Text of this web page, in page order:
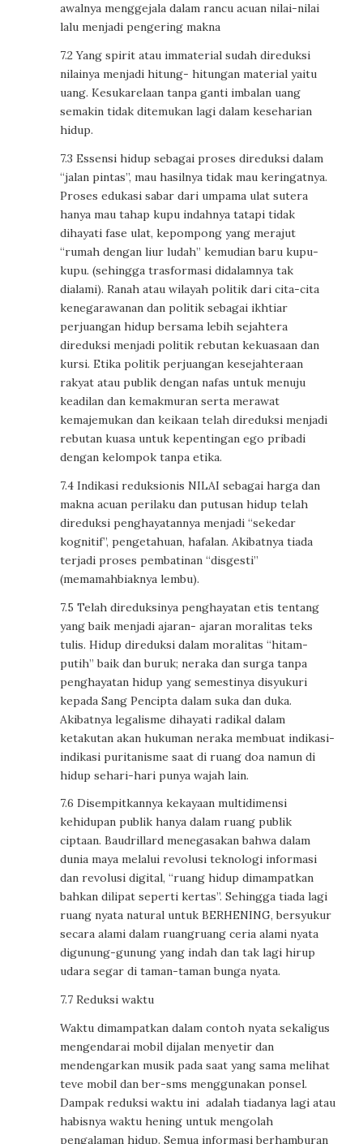
awalnya menggejala dalam rancu acuan nilai-nilai
lalu menjadi pengering makna
7.2 Yang spirit atau immaterial sudah direduksi
nilainya menjadi hitung- hitungan material yaitu
uang. Kesukarelaan tanpa ganti imbalan uang
semakin tidak ditemukan lagi dalam keseharian
hidup.
7.3 Essensi hidup sebagai proses direduksi dalam
“jalan pintas”, mau hasilnya tidak mau keringatnya.
Proses edukasi sabar dari umpama ulat sutera
hanya mau tahap kupu indahnya tatapi tidak
dihayati fase ulat, kepompong yang merajut
“rumah dengan liur ludah” kemudian baru kupu-
kupu. (sehingga trasformasi didalamnya tak
dialami). Ranah atau wilayah politik dari cita-cita
kenegarawanan dan politik sebagai ikhtiar
perjuangan hidup bersama lebih sejahtera
direduksi menjadi politik rebutan kekuasaan dan
kursi. Etika politik perjuangan kesejahteraan
rakyat atau publik dengan nafas untuk menuju
keadilan dan kemakmuran serta merawat
kemajemukan dan keikaan telah direduksi menjadi
rebutan kuasa untuk kepentingan ego pribadi
dengan kelompok tanpa etika.
7.4 Indikasi reduksionis NILAI sebagai harga dan
makna acuan perilaku dan putusan hidup telah
direduksi penghayatannya menjadi “sekedar
kognitif”, pengetahuan, hafalan. Akibatnya tiada
terjadi proses pembatinan “disgesti”
(memamahbiaknya lembu).
7.5 Telah direduksinya penghayatan etis tentang
yang baik menjadi ajaran- ajaran moralitas teks
tulis. Hidup direduksi dalam moralitas “hitam-
putih” baik dan buruk; neraka dan surga tanpa
penghayatan hidup yang semestinya disyukuri
kepada Sang Pencipta dalam suka dan duka.
Akibatnya legalisme dihayati radikal dalam
ketakutan akan hukuman neraka membuat indikasi-
indikasi puritanisme saat di ruang doa namun di
hidup sehari-hari punya wajah lain.
7.6 Disempitkannya kekayaan multidimensi
kehidupan publik hanya dalam ruang publik
ciptaan. Baudrillard menegasakan bahwa dalam
dunia maya melalui revolusi teknologi informasi
dan revolusi digital, “ruang hidup dimampatkan
bahkan dilipat seperti kertas”. Sehingga tiada lagi
ruang nyata natural untuk BERHENING, bersyukur
secara alami dalam ruangruang ceria alami nyata
digunung-gunung yang indah dan tak lagi hirup
udara segar di taman-taman bunga nyata.
7.7 Reduksi waktu
Waktu dimampatkan dalam contoh nyata sekaligus
mengendarai mobil dijalan menyetir dan
mendengarkan musik pada saat yang sama melihat
teve mobil dan ber-sms menggunakan ponsel.
Dampak reduksi waktu ini adalah tiadanya lagi atau
habisnya waktu hening untuk mengolah
pengalaman hidup. Semua informasi berhamburan